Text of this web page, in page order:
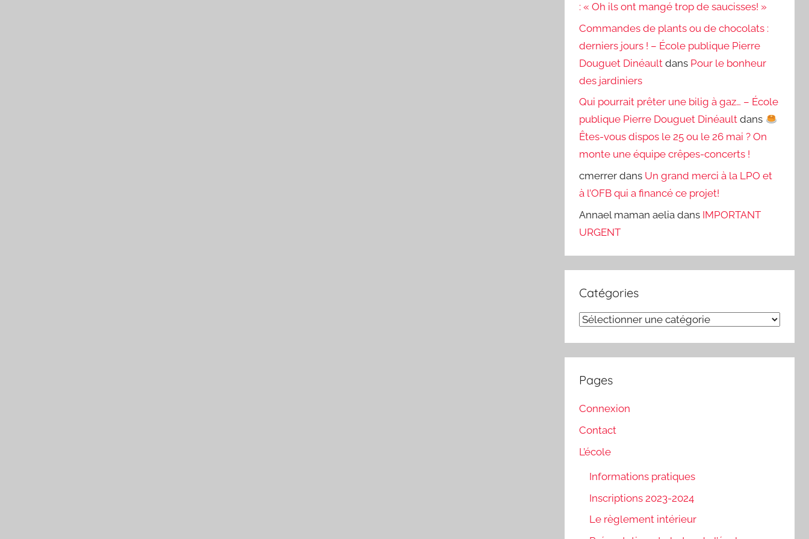
: « Oh ils ont mangé trop de saucisses! »
Commandes de plants ou de chocolats :
derniers jours ! – École publique Pierre
Douguet Dinéault dans Pour le bonheur
des jardiniers
Qui pourrait prêter une bilig à gaz… – École
publique Pierre Douguet Dinéault dans
Êtes-vous dispos le 25 ou le 26 mai ? On
monte une équipe crêpes-concerts !
cmerrer dans Un grand merci à la LPO et
à l’OFB qui a financé ce projet!
Annael maman aelia dans IMPORTANT
URGENT
Catégories
Catégories
Pages
Connexion
Contact
L’école
Informations pratiques
Inscriptions 2023-2024
Le règlement intérieur